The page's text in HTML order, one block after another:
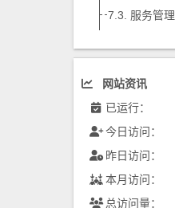
服务管理
网站资讯
已运行：
今日访问：
昨日访问：
本月访问：
总访问量：